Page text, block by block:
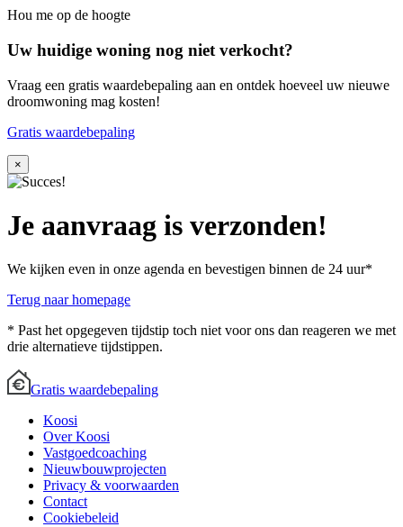
Hou me op de hoogte
Uw huidige woning nog niet verkocht?
Vraag een gratis waardebepaling aan en ontdek hoeveel uw nieuwe
droomwoning mag kosten!
Gratis waardebepaling
×
Je aanvraag is verzonden!
We kijken even in onze agenda en bevestigen binnen de 24 uur*
Terug naar homepage
* Past het opgegeven tijdstip toch niet voor ons dan reageren we met
drie alternatieve tijdstippen.
Gratis waardebepaling
Koosi
Over Koosi
Vastgoedcoaching
Nieuwbouwprojecten
Privacy & voorwaarden
Contact
Cookiebeleid